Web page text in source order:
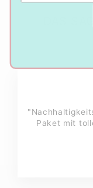
DAS
Paket mit